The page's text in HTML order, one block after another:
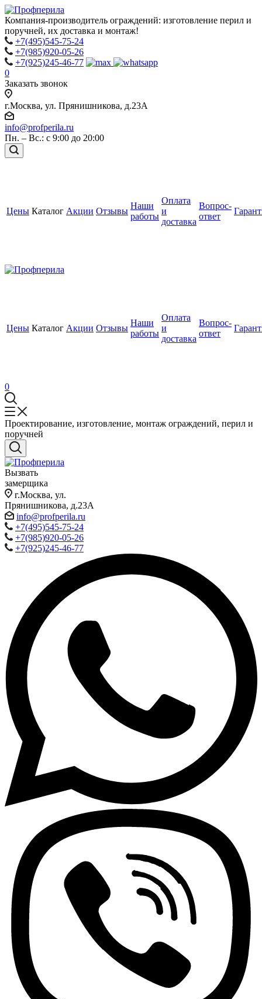
Компания-производитель ограждений: изготовление перил и
поручней, их доставка и монтаж!
+7(495)545-75-24
+7(985)920-05-26
+7(925)245-46-77
0
Заказать звонок
г.Москва, ул. Прянишникова, д.23А
info@profperila.ru
Пн. – Вс.: с 9:00 до 20:00
Цены Каталог Акции Отзывы
Наши
работы
Оплата
и
доставка
Вопрос-
ответ
Цены Каталог Акции Отзывы
Наши
работы
Оплата
и
доставка
Вопрос-
ответ
0
Проектирование, изготовление, монтаж ограждений, перил и
поручней
Вызвать
замерщика
г.Москва, ул.
Прянишникова, д.23А
info@profperila.ru
+7(495)545-75-24
+7(985)920-05-26
+7(925)245-46-77